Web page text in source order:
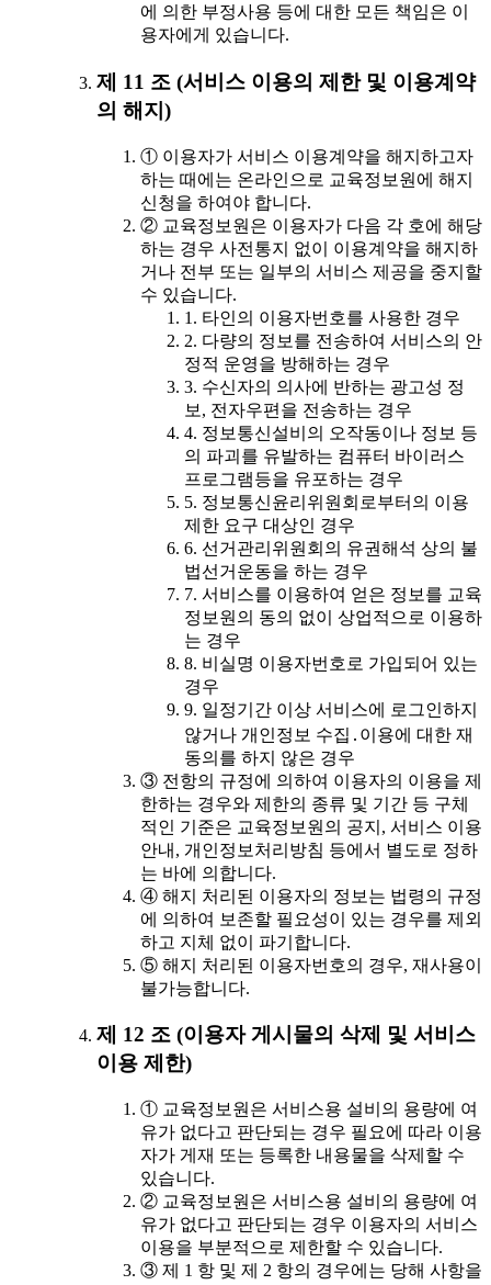
에 의한 부정사용 등에 대한 모든 책임은 이
용자에게 있습니다.
제 11 조 (서비스 이용의 제한 및 이용계약
의 해지)
① 이용자가 서비스 이용계약을 해지하고자
하는 때에는 온라인으로 교육정보원에 해지
신청을 하여야 합니다.
② 교육정보원은 이용자가 다음 각 호에 해당
하는 경우 사전통지 없이 이용계약을 해지하
거나 전부 또는 일부의 서비스 제공을 중지할
수 있습니다.
1. 타인의 이용자번호를 사용한 경우
2. 다량의 정보를 전송하여 서비스의 안
정적 운영을 방해하는 경우
3. 수신자의 의사에 반하는 광고성 정
보, 전자우편을 전송하는 경우
4. 정보통신설비의 오작동이나 정보 등
의 파괴를 유발하는 컴퓨터 바이러스
프로그램등을 유포하는 경우
5. 정보통신윤리위원회로부터의 이용
제한 요구 대상인 경우
6. 선거관리위원회의 유권해석 상의 불
법선거운동을 하는 경우
7. 서비스를 이용하여 얻은 정보를 교육
정보원의 동의 없이 상업적으로 이용하
는 경우
8. 비실명 이용자번호로 가입되어 있는
경우
9. 일정기간 이상 서비스에 로그인하지
않거나 개인정보 수집․이용에 대한 재
동의를 하지 않은 경우
③ 전항의 규정에 의하여 이용자의 이용을 제
한하는 경우와 제한의 종류 및 기간 등 구체
적인 기준은 교육정보원의 공지, 서비스 이용
안내, 개인정보처리방침 등에서 별도로 정하
는 바에 의합니다.
④ 해지 처리된 이용자의 정보는 법령의 규정
에 의하여 보존할 필요성이 있는 경우를 제외
하고 지체 없이 파기합니다.
⑤ 해지 처리된 이용자번호의 경우, 재사용이
불가능합니다.
제 12 조 (이용자 게시물의 삭제 및 서비스
이용 제한)
① 교육정보원은 서비스용 설비의 용량에 여
유가 없다고 판단되는 경우 필요에 따라 이용
자가 게재 또는 등록한 내용물을 삭제할 수
있습니다.
② 교육정보원은 서비스용 설비의 용량에 여
유가 없다고 판단되는 경우 이용자의 서비스
이용을 부분적으로 제한할 수 있습니다.
③ 제 1 항 및 제 2 항의 경우에는 당해 사항을